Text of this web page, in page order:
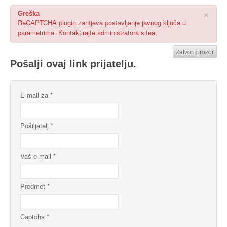
×
Greška
ReCAPTCHA plugin zahtjeva postavljanje javnog ključa u
parametrima. Kontaktirajte administratora sitea.
Pošalji ovaj link prijatelju.
Zatvori prozor
E-mail za *
Pošiljatelj *
Vaš e-mail *
Predmet *
Captcha *